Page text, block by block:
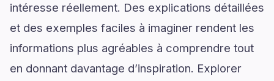
intéresse réellement. Des explications détaillées
et des exemples faciles à imaginer rendent les
informations plus agréables à comprendre tout
en donnant davantage d’inspiration. Explorer